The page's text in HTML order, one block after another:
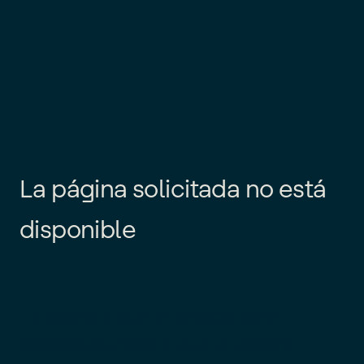
La página solicitada no está
disponible